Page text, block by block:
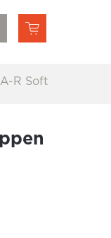
A-R Soft